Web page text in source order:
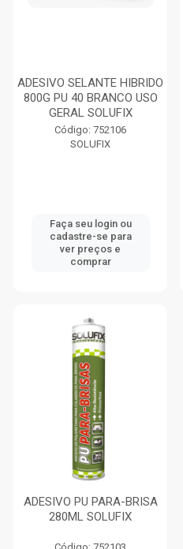
ADESIVO SELANTE HIBRIDO
800G PU 40 BRANCO USO
GERAL SOLUFIX
Código: 752106
SOLUFIX
Faça seu login ou
cadastre-se para
ver preços e
comprar
ADESIVO PU PARA-BRISA
280ML SOLUFIX